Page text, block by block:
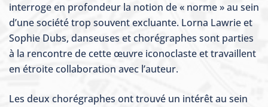
interroge en profondeur la notion de « norme » au sein
d’une société trop souvent excluante. Lorna Lawrie et
Sophie Dubs, danseuses et chorégraphes sont parties
à la rencontre de cette œuvre iconoclaste et travaillent
en étroite collaboration avec l’auteur.
Les deux chorégraphes ont trouvé un intérêt au sein